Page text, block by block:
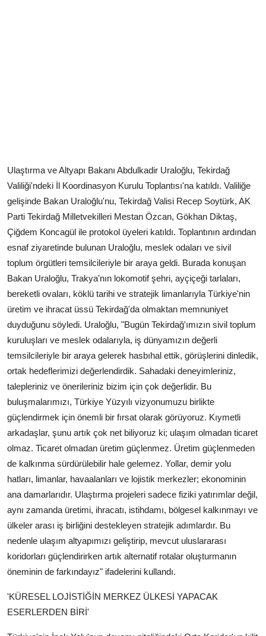
Ulaştırma ve Altyapı Bakanı Abdulkadir Uraloğlu, Tekirdağ
Valiliği'ndeki İl Koordinasyon Kurulu Toplantısı'na katıldı. Valiliğe
gelişinde Bakan Uraloğlu'nu, Tekirdağ Valisi Recep Soytürk, AK
Parti Tekirdağ Milletvekilleri Mestan Özcan, Gökhan Diktaş,
Çiğdem Koncagül ile protokol üyeleri katıldı. Toplantının ardından
esnaf ziyaretinde bulunan Uraloğlu, meslek odaları ve sivil
toplum örgütleri temsilcileriyle bir araya geldi. Burada konuşan
Bakan Uraloğlu, Trakya'nın lokomotif şehri, ayçiçeği tarlaları,
bereketli ovaları, köklü tarihi ve stratejik limanlarıyla Türkiye'nin
üretim ve ihracat üssü Tekirdağ'da olmaktan memnuniyet
duyduğunu söyledi. Uraloğlu, "Bugün Tekirdağ'ımızın sivil toplum
kuruluşları ve meslek odalarıyla, iş dünyamızın değerli
temsilcileriyle bir araya gelerek hasbıhal ettik, görüşlerini dinledik,
ortak hedeflerimizi değerlendirdik. Sahadaki deneyimleriniz,
talepleriniz ve önerileriniz bizim için çok değerlidir. Bu
buluşmalarımızı, Türkiye Yüzyılı vizyonumuzu birlikte
güçlendirmek için önemli bir fırsat olarak görüyoruz. Kıymetli
arkadaşlar, şunu artık çok net biliyoruz ki; ulaşım olmadan ticaret
olmaz. Ticaret olmadan üretim güçlenmez. Üretim güçlenmeden
de kalkınma sürdürülebilir hale gelemez. Yollar, demir yolu
hatları, limanlar, havaalanları ve lojistik merkezler; ekonominin
ana damarlarıdır. Ulaştırma projeleri sadece fiziki yatırımlar değil,
aynı zamanda üretimi, ihracatı, istihdamı, bölgesel kalkınmayı ve
ülkeler arası iş birliğini destekleyen stratejik adımlardır. Bu
nedenle ulaşım altyapımızı geliştirip, mevcut uluslararası
koridorları güçlendirirken artık alternatif rotalar oluşturmanın
öneminin de farkındayız" ifadelerini kullandı.
'KÜRESEL LOJİSTİĞİN MERKEZ ÜLKESİ YAPACAK
ESERLERDEN BİRİ'